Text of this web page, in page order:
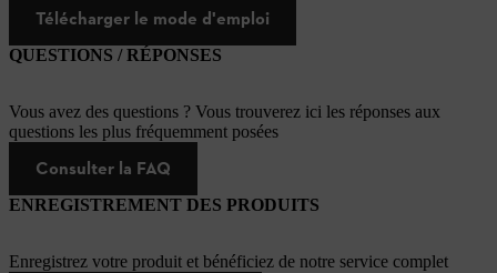
Télécharger le mode d'emploi
QUESTIONS / RÉPONSES
Vous avez des questions ? Vous trouverez ici les réponses aux
questions les plus fréquemment posées
Consulter la FAQ
ENREGISTREMENT DES PRODUITS
Enregistrez votre produit et bénéficiez de notre service complet